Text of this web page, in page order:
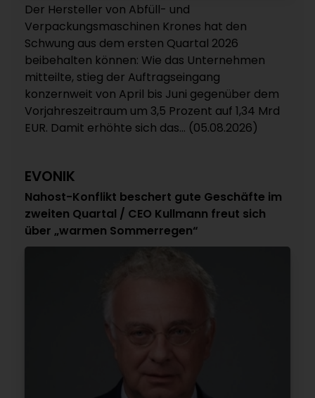
Der Hersteller von Abfüll- und
Verpackungsmaschinen Krones hat den
Schwung aus dem ersten Quartal 2026
beibehalten können: Wie das Unternehmen
mitteilte, stieg der Auftragseingang
konzernweit von April bis Juni gegenüber dem
Vorjahreszeitraum um 3,5 Prozent auf 1,34 Mrd
EUR. Damit erhöhte sich das... (05.08.2026)
EVONIK
Nahost-Konflikt beschert gute Geschäfte im
zweiten Quartal / CEO Kullmann freut sich
über „warmen Sommerregen“